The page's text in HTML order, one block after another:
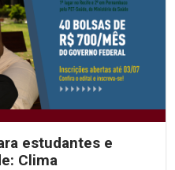
estudantes e
Clima